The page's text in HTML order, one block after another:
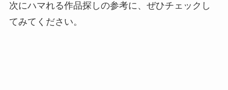
次にハマれる作品探しの参考に、ぜひチェックし
てみてください。